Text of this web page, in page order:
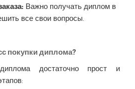
Важно получать диплом в
все свои вопросы.
покупки диплома?
достаточно прост и